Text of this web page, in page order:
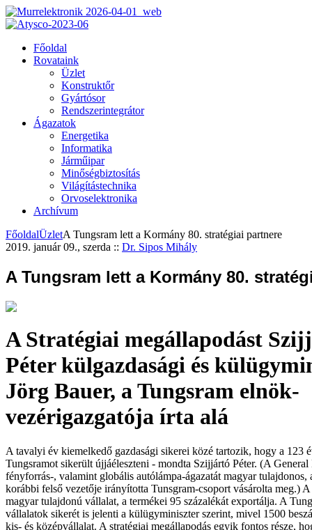
Főoldal
Rovataink
Üzlet
Konstruktőr
Gyártósor
Rendszerintegrátor
Ágazatok
Energetika
Informatika
Járműipar
Minőségbiztosítás
Világítástechnika
Orvoselektronika
Archívum
FőoldalÜzletA Tungsram lett a Kormány 80. stratégiai partnere
2019. január 09., szerda :: Dr. Sipos Mihály
A Tungsram lett a Kormány 80.
A Stratégiai megállapodást
Péter külgazdasági és
Jörg Bauer, a Tungsram elnök-
vezérigazgatója írta alá
A tavalyi év kiemelkedő gazdasági sikerei közé tartozik, hogy a 123
Tungsramot sikerült újjáéleszteni - mondta Szijjártó Péter. (A
fényforrás-, valamint globális autólámpa-ágazatát magyar tulajdonos,
korábbi felső vezetője irányította Tunsgram-csoport vásárolta meg.)
magyar tulajdonú vállalat, a termékei 95 százalékát exportálja. A
vállalatok sikerét is jelenti a külügyminiszter szerint, mivel 1500
kis- és középvállalat. A stratégiai megállapodás egyik fontos része,